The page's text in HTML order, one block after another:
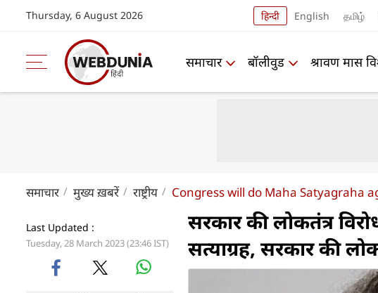
Thursday, 6 August 2026 हिन्दी English தமிழ்
समाचार बॉलीवुड श्रावण मास
समाचार मुख्य ख़बरें राष्ट्रीय Congress will do Maha Satyagraha
Last Updated :
Tuesday, 28 March 2023 (23:46 IST)
सरकार की लोकतंत्र
सत्याग्रह, सरकार की